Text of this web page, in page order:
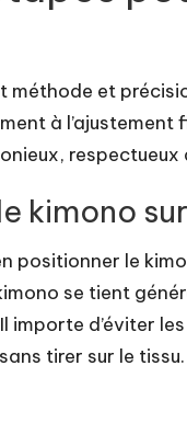
méthode et
à
respectueux
kimono
positionner le
se tient
d’éviter
tirer sur le